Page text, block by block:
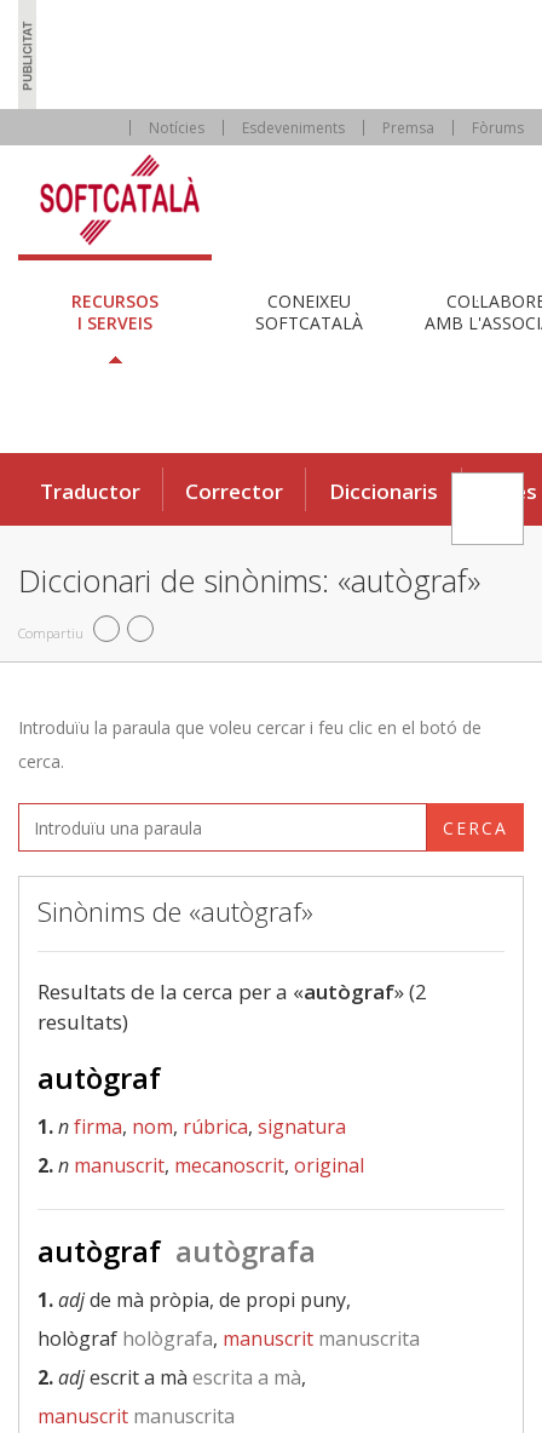
Notícies Esdeveniments Premsa Fòrums
RECURSOS
I SERVEIS
CONEIXEU
SOFTCATALÀ
AMB
Traductor Corrector Diccionaris Eines
Diccionari de sinònims: «autògraf»
Compartiu
Introduïu la paraula que voleu cercar i feu clic en el botó de
cerca.
CERCA
Sinònims de «autògraf»
Resultats de la cerca per a «autògraf» (2
resultats)
autògraf
1.nfirma, nom, rúbrica, signatura
2.n manuscrit, mecanoscrit, original
autògraf autògrafa
1.adjde mà pròpia, de propi puny,
hològraf hològrafa, manuscrit manuscrita
2.adjescrit a mà escrita a mà,
manuscrit manuscrita